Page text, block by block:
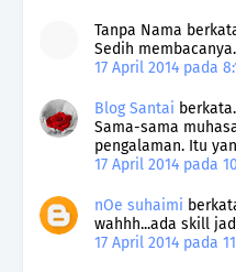
Tanpa Nama
Sedih
17 April 2014 pada
Blog Santai
Sama-sama
pengalaman. Itu
17 April 2014 pada
nOe suhaimi
wahhh...ada skill
17 April 2014 pada